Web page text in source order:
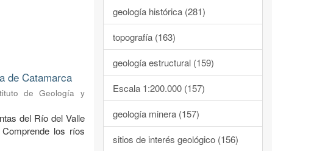
de Catamarca
de Geología y
del Río del Valle
los ríos
geología histórica (281)
topografía (163)
geología estructural (159)
Escala 1:200.000 (157)
geología minera (157)
sitios de interés geológico (156)